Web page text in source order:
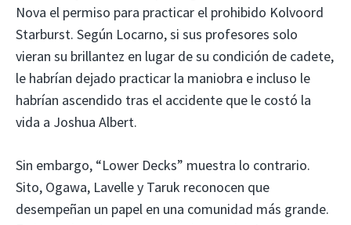
Nova el permiso para practicar el prohibido Kolvoord
Starburst. Según Locarno, si sus profesores solo
vieran su brillantez en lugar de su condición de cadete,
le habrían dejado practicar la maniobra e incluso le
habrían ascendido tras el accidente que le costó la
vida a Joshua Albert.
Sin embargo, “Lower Decks” muestra lo contrario.
Sito, Ogawa, Lavelle y Taruk reconocen que
desempeñan un papel en una comunidad más grande.